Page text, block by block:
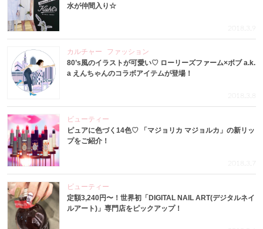
水が仲間入り☆
2018.3.9
カルチャー
ファッション
80’s風のイラストが可愛い♡ ローリーズファーム×ボブ a.k.
a えんちゃんのコラボアイテムが登場！
2018.3.8
ビューティー
ピュアに色づく14色♡ 「マジョリカ マジョルカ」の新リッ
プをご紹介！
2018.3.7
ビューティー
定額3,240円〜！世界初「DIGITAL NAIL ART(デジタルネイ
ルアート)」専門店をピックアップ！